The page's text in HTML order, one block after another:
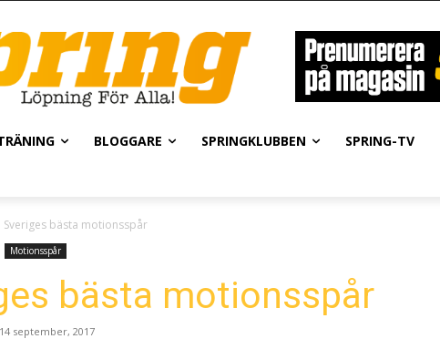
BLOGGARE SPRINGKLUBBEN SPRING-TV
Sveriges bästa motionsspår
Motionsspår
bästa motionsspår
14 september, 2017